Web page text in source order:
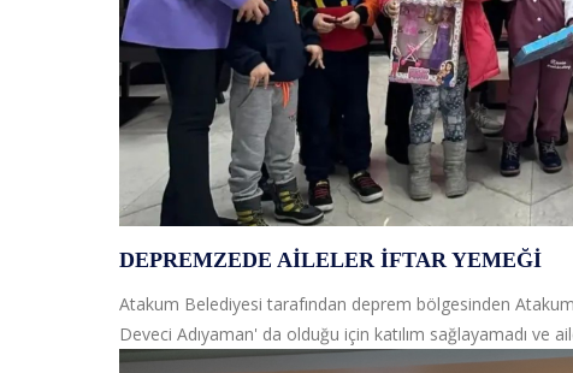
DEPREMZEDE AILELER İFTAR YEMEĞI
Atakum Belediyesi tarafından deprem bölgesinden
Deveci Adıyaman' da olduğu için katılım sağlayamadı ve